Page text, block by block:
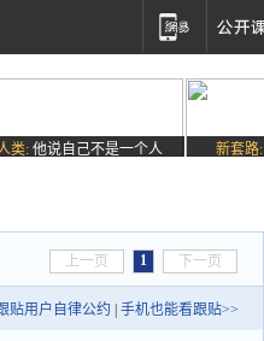
类: 他说自己不是一个人 新套路:
上一页 1 下一页
贴用户自律公约 手机也能看跟贴>>